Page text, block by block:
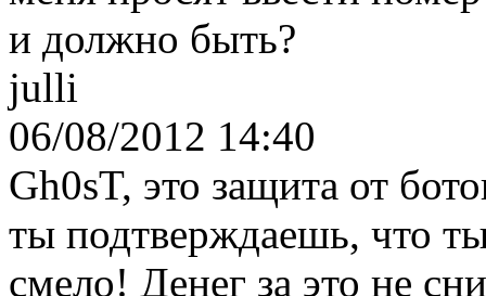
и должно быть?
julli
06/08/2012 14:40
Gh0sT, это защита от
ты подтверждаешь, что
смело! Денег за это не